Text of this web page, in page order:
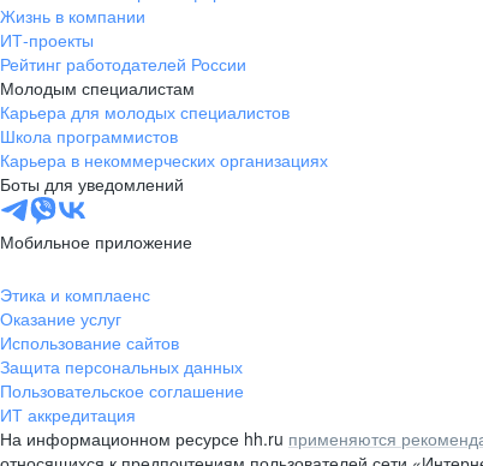
Жизнь в компании
ИТ-проекты
Рейтинг работодателей России
Молодым специалистам
Карьера для молодых специалистов
Школа программистов
Карьера в некоммерческих организациях
Боты для уведомлений
Мобильное приложение
Этика и комплаенс
Оказание услуг
Использование сайтов
Защита персональных данных
Пользовательское соглашение
ИТ аккредитация
На информационном ресурсе hh.ru применяются